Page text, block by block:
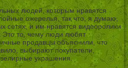
людей, которым нравятся
ожерелья, так что, я думаю,
сетях, и им нравятся видеоролики
Это то, чему люди любят
продавцы объяснили, что
выбирают покупатели,
украшения.